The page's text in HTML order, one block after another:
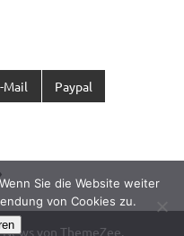
Mail Paypal
von ThemeZee.
Sie die Website weiter
von Cookies zu.